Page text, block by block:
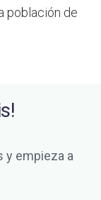
población de
y empieza a